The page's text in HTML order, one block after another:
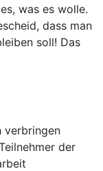
was es wolle.
dass man
soll! Das
verbringen
der